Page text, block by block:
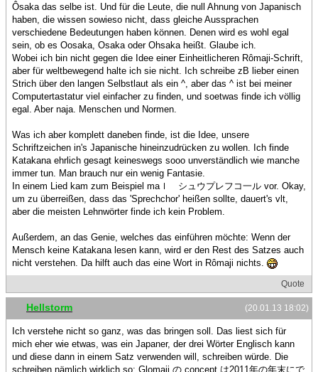
Ôsaka das selbe ist. Und für die Leute, die null Ahnung von Japanisch
haben, die wissen sowieso nicht, dass gleiche Aussprachen
verschiedene Bedeutungen haben können. Denen wird es wohl egal
sein, ob es Oosaka, Osaka oder Ohsaka heißt. Glaube ich.
Wobei ich bin nicht gegen die Idee einer Einheitlicheren Rômaji-Schrift,
aber für weltbewegend halte ich sie nicht. Ich schreibe zB lieber einen
Strich über den langen Selbstlaut als ein ^, aber das ^ ist bei meiner
Computertastatur viel einfacher zu finden, und soetwas finde ich völlig
egal. Aber naja. Menschen und Normen.
Was ich aber komplett daneben finde, ist die Idee, unsere
Schriftzeichen in's Japanische hineinzudrücken zu wollen. Ich finde
Katakana ehrlich gesagt keineswegs sooo unverständlich wie manche
immer tun. Man brauch nur ein wenig Fantasie.
In einem Lied kam zum Beispiel maｌ シュウプレフコ一ル vor. Okay,
um zu überreißen, dass das 'Sprechchor' heißen sollte, dauert's vlt,
aber die meisten Lehnwörter finde ich kein Problem.
Außerdem, an das Genie, welches das einführen möchte: Wenn der
Mensch keine Katakana lesen kann, wird er den Rest des Satzes auch
nicht verstehen. Da hilft auch das eine Wort in Rômaji nichts.
Quote
(20.01.13 18:02)
Hellstorm
Ich verstehe nicht so ganz, was das bringen soll. Das liest sich für
mich eher wie etwas, was ein Japaner, der drei Wörter Englisch kann
und diese dann in einem Satz verwenden will, schreiben würde. Die
schreiben nämlich wirklich so: Glomaji の concept は2011年の年末にで